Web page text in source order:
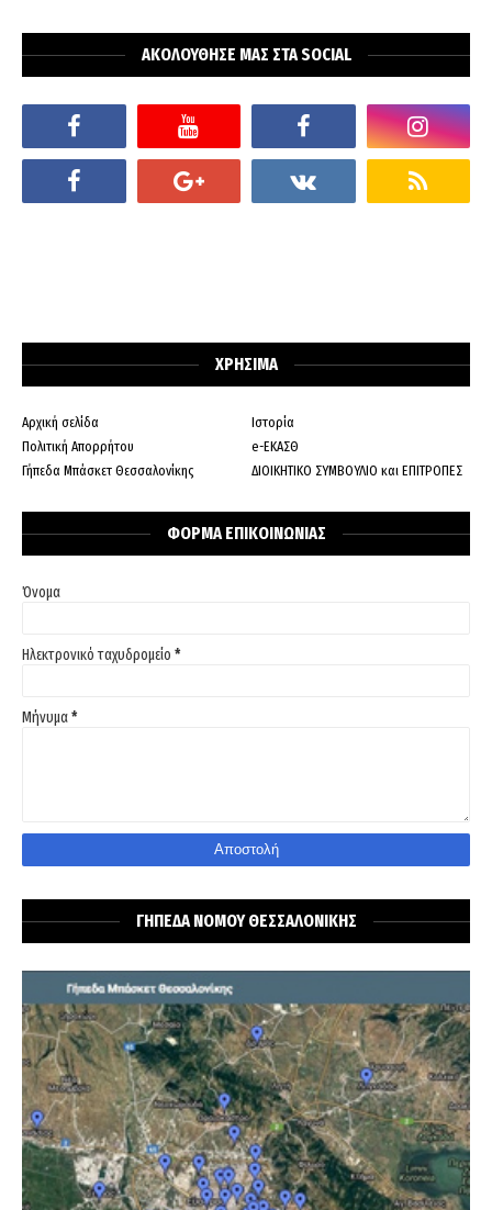
ΑΚΟΛΟΥΘΗΣΕ ΜΑΣ ΣΤΑ SOCIAL
ΧΡΗΣΙΜΑ
Αρχική σελίδα
Ιστορία
Πολιτική Απορρήτου
e-ΕΚΑΣΘ
Γήπεδα Μπάσκετ Θεσσαλονίκης
ΔΙΟΙΚΗΤΙΚΟ ΣΥΜΒΟΥΛΙΟ και ΕΠΙΤΡΟΠΕΣ
ΦΟΡΜΑ ΕΠΙΚΟΙΝΩΝΙΑΣ
Όνομα
Ηλεκτρονικό ταχυδρομείο *
Μήνυμα*
ΓΗΠΕΔΑ ΝΟΜΟΥ ΘΕΣΣΑΛΟΝΙΚΗΣ